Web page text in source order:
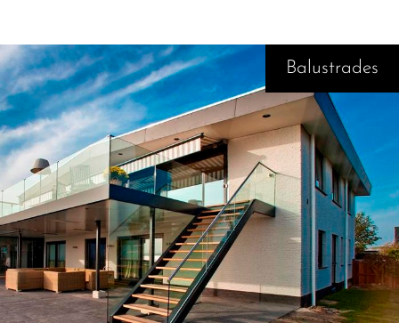
Balustrades